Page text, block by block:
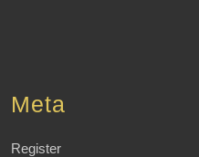
Meta
Register